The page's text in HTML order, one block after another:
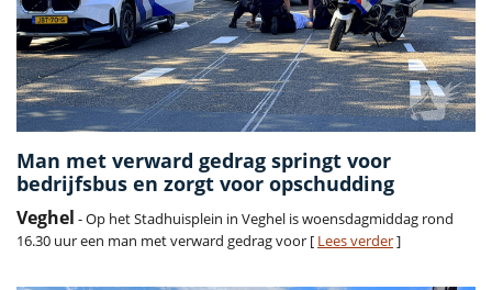
Man met verward gedrag springt voor
bedrijfsbus en zorgt voor opschudding
Veghel - Op het Stadhuisplein in Veghel is woensdagmiddag rond
16.30 uur een man met verward gedrag voor [ Lees verder]